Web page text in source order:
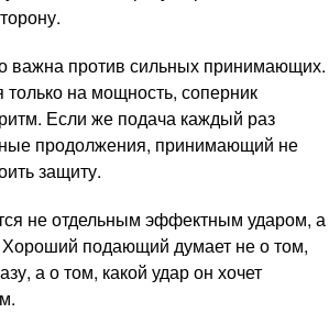
важна против сильных принимающих.
только на мощность, соперник
Если же подача каждый раз
продолжения, принимающий не
защиту.
не отдельным эффектным ударом, а
подающий думает не о том,
а о том, какой удар он хочет